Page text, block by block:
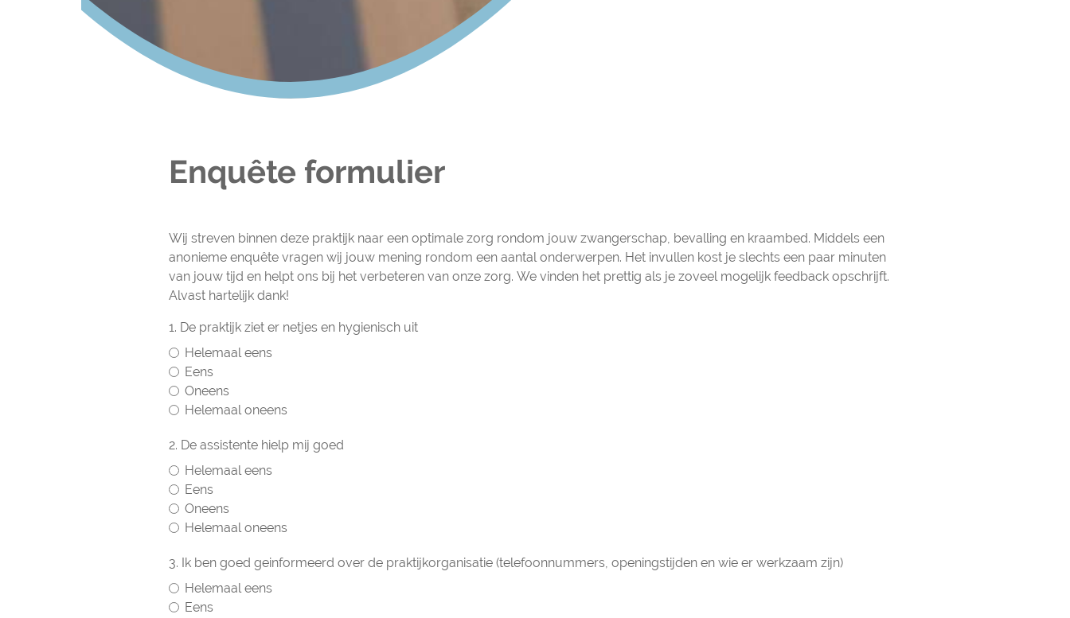
Enquête formulier
Enquête formulier
Wij streven binnen deze praktijk naar een optimale zorg rondom jouw zwangerschap, bevalling en kraambed. Middels een
anonieme enquête vragen wij jouw mening rondom een aantal onderwerpen. Het invullen kost je slechts een paar minuten
van jouw tijd en helpt ons bij het verbeteren van onze zorg. We vinden het prettig als je zoveel mogelijk feedback opschrijft.
Alvast hartelijk dank!
1. De praktijk ziet er netjes en hygienisch uit
Helemaal eens
Eens
Oneens
Helemaal oneens
2. De assistente hielp mij goed
Helemaal eens
Eens
Oneens
Helemaal oneens
3. Ik ben goed geinformeerd over de praktijkorganisatie (telefoonnummers, openingstijden en wie er werkzaam zijn)
Helemaal eens
Eens